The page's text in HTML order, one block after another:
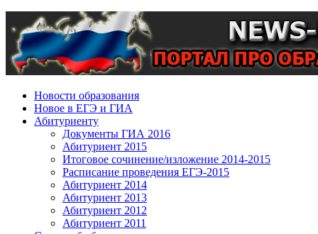
Новости образования
Новое в ЕГЭ и ГИА
Абитуриенту
Документы ГИА 2016
Абитуриент 2015
Итоговое сочинение/изложение 2014-2015
Расписание проведения ЕГЭ-2015
Абитуриент 2014
Абитуриент 2013
Абитуриент 2012
Абитуриент 2011